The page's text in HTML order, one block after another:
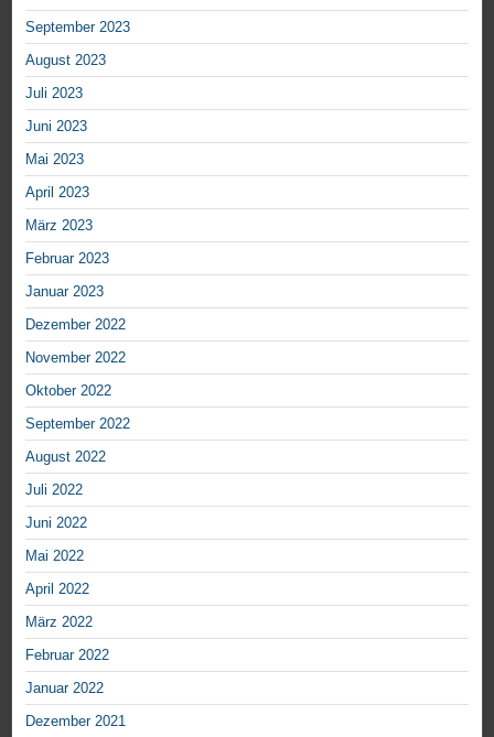
September 2023
August 2023
Juli 2023
Juni 2023
Mai 2023
April 2023
März 2023
Februar 2023
Januar 2023
Dezember 2022
November 2022
Oktober 2022
September 2022
August 2022
Juli 2022
Juni 2022
Mai 2022
April 2022
März 2022
Februar 2022
Januar 2022
Dezember 2021